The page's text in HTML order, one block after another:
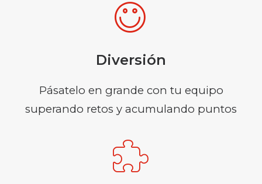
Diversión
Pásatelo en grande con tu equipo
superando retos y acumulando puntos